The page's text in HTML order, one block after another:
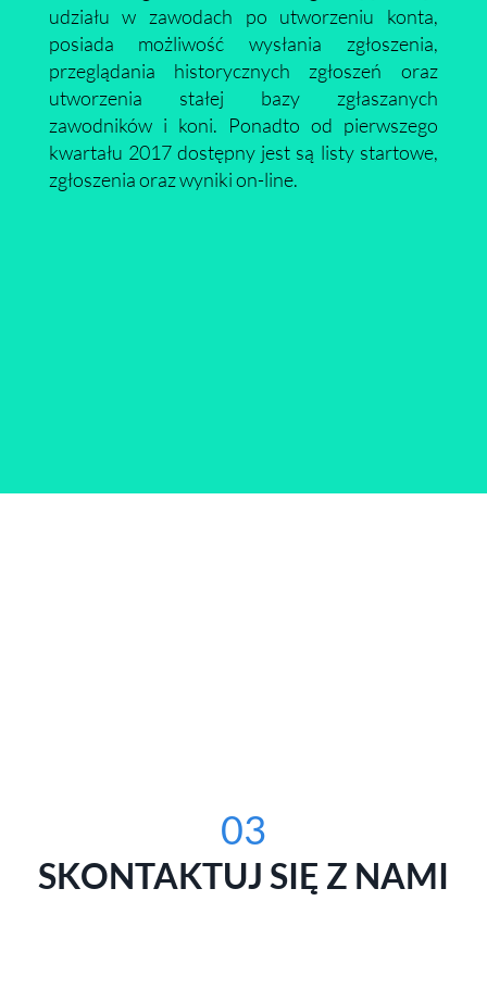
udziału w zawodach po utworzeniu konta,
posiada możliwość wysłania zgłoszenia,
przeglądania historycznych zgłoszeń oraz
utworzenia stałej bazy zgłaszanych
zawodników i koni. Ponadto od pierwszego
kwartału 2017 dostępny jest są listy startowe,
zgłoszenia oraz wyniki on-line.
03
SKONTAKTUJ SIĘ Z NAMI